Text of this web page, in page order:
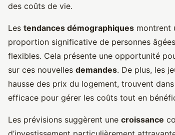
des coûts de vie.
Les tendances démographiques montrent
proportion significative de personnes
flexibles. Cela présente une opportunité
sur ces nouvelles demandes. De plus, les
hausse des prix du logement, trouvent
efficace pour gérer les coûts tout en
Les prévisions suggèrent une croissance